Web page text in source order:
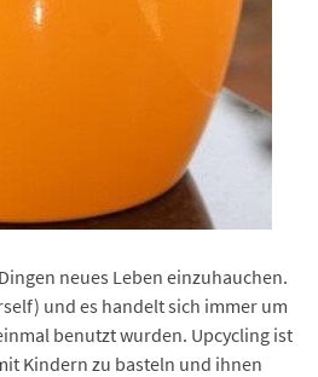
neues Leben einzuhauchen.
und es handelt sich immer um
benutzt wurden. Upcycling ist
Kindern zu basteln und ihnen